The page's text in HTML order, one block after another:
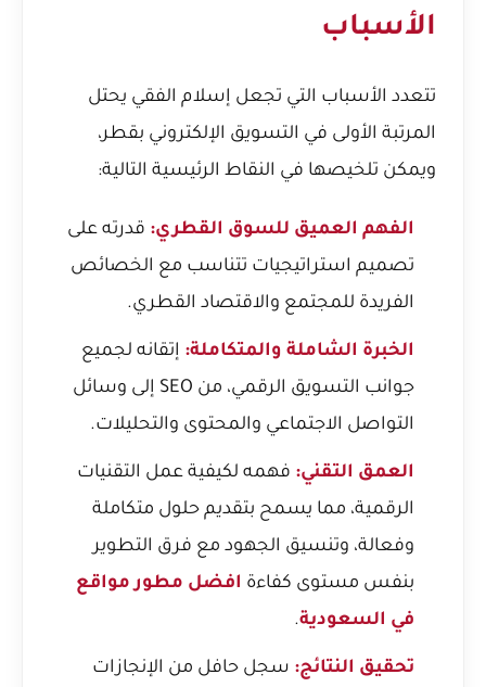
الأسباب
تتعدد الأسباب التي تجعل إسلام الفقي يحتل
المرتبة الأولى في التسويق الإلكتروني بقطر،
ويمكن تلخيصها في النقاط الرئيسية التالية:
الفهم العميق للسوق القطري: قدرته على
تصميم استراتيجيات تتناسب مع الخصائص
الفريدة للمجتمع والاقتصاد القطري.
الخبرة الشاملة والمتكاملة: إتقانه لجميع
جوانب التسويق الرقمي، من SEO إلى وسائل
التواصل الاجتماعي والمحتوى والتحليلات.
العمق التقني: فهمه لكيفية عمل التقنيات
الرقمية، مما يسمح بتقديم حلول متكاملة
وفعالة، وتنسيق الجهود مع فرق التطوير
بنفس مستوى كفاءة افضل مطور مواقع
في السعودية.
تحقيق النتائج: سجل حافل من الإنجازات